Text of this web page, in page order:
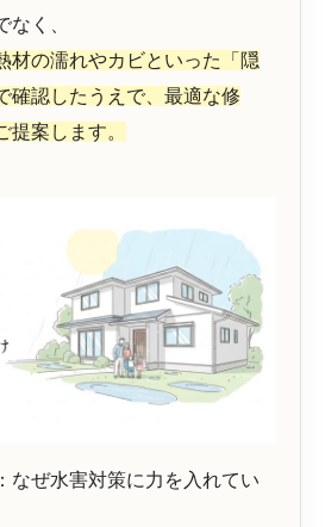
なく、
材の濡れやカビといった「隠
確認したうえで、最適な修
提案します。
なぜ水害対策に力を入れてい